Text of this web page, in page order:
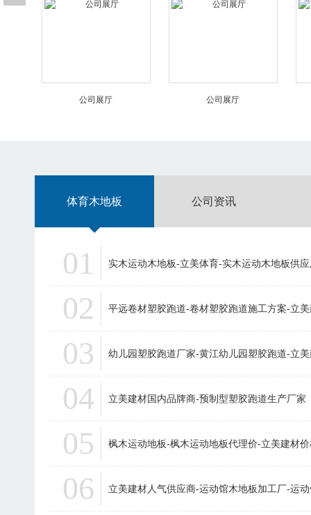
公司展厅 公司展厅
体育木地板 公司资讯
01 实木运动木地板-立美体育-实木运动木地板供
02 平远卷材塑胶跑道-卷材塑胶跑道施工方案-立
03 幼儿园塑胶跑道厂家-黄江幼儿园塑胶跑道-立
04 立美建材国内品牌商-预制型塑胶跑道生产厂家
05 枫木运动地板-枫木运动地板代理价-立美建材
06 立美建材人气供应商-运动馆木地板加工厂-运